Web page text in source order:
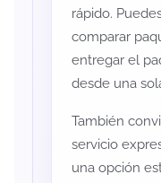
rápido.
comparar
entregar el
desde una
También
servicio
una opción